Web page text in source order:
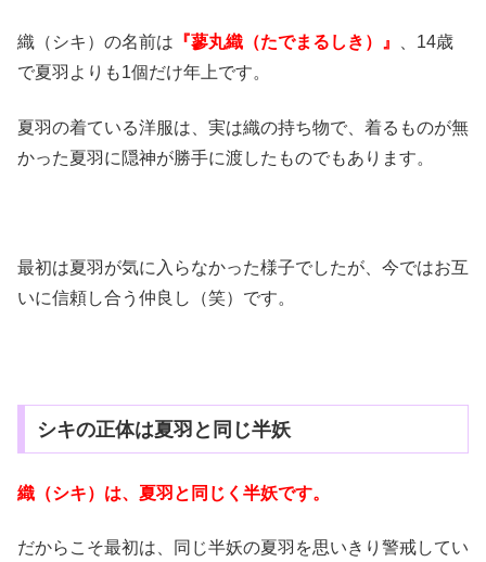
織（シキ）の名前は 『蓼丸織（たでまるしき）』
、14歳
で夏羽よりも1個だけ年上です。
夏羽の着ている洋服は、実は織の持ち物で、着るものが無
かった夏羽に隠神が勝手に渡したものでもあります。
最初は夏羽が気に入らなかった様子でしたが、今ではお互
いに信頼し合う仲良し（笑）です。
シキの正体は夏羽と同じ半妖
織（シキ）は、夏羽と同じく半妖です。
だからこそ最初は、同じ半妖の夏羽を思いきり警戒してい